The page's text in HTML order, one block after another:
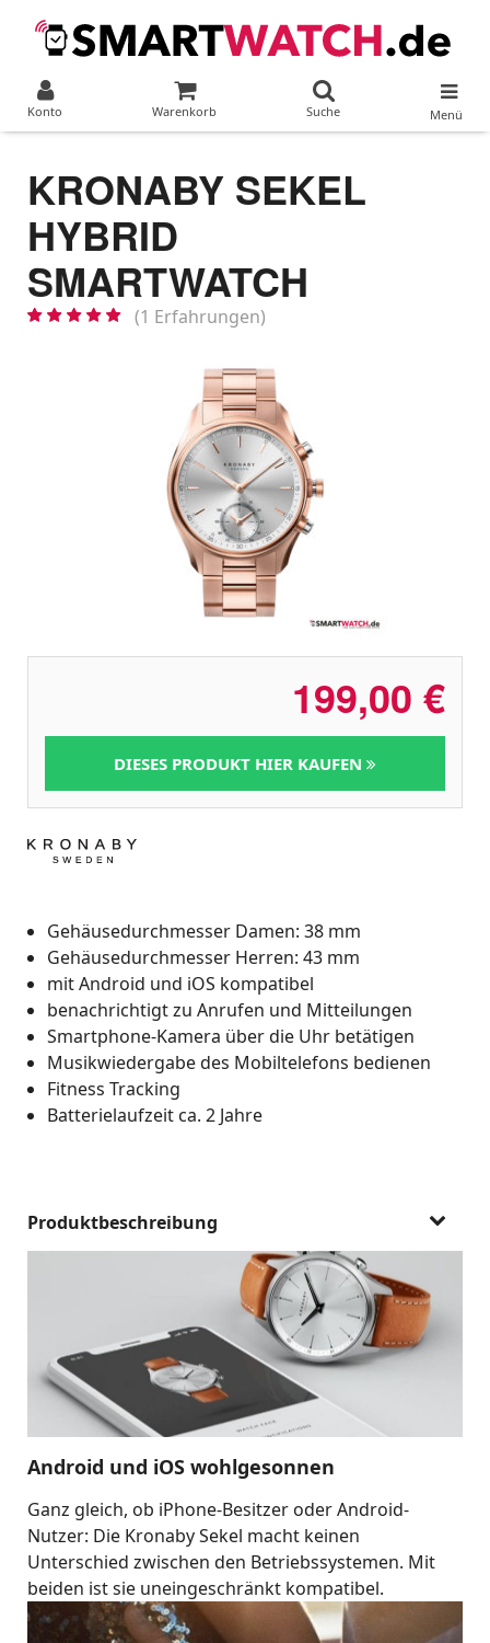
Konto Warenkorb Suche Menü
KRONABY SEKEL
HYBRID
SMARTWATCH
(1 Erfahrungen)
199,00 €
DIESES PRODUKT HIER KAUFEN
Gehäusedurchmesser Damen: 38 mm
Gehäusedurchmesser Herren: 43 mm
mit Android und iOS kompatibel
benachrichtigt zu Anrufen und Mitteilungen
Smartphone-Kamera über die Uhr betätigen
Musikwiedergabe des Mobiltelefons bedienen
Fitness Tracking
Batterielaufzeit ca. 2 Jahre
Produktbeschreibung
Android und iOS wohlgesonnen
Ganz gleich, ob iPhone-Besitzer oder Android-
Nutzer: Die Kronaby Sekel macht keinen
Unterschied zwischen den Betriebssystemen. Mit
beiden ist sie uneingeschränkt kompatibel.